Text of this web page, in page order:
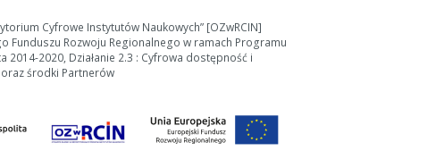
Cyfrowe Instytutów Naukowych” [OZwRCIN]
Funduszu Rozwoju Regionalnego w ramach Programu
2014-2020, Działanie 2.3 : Cyfrowa dostępność i
środki Partnerów